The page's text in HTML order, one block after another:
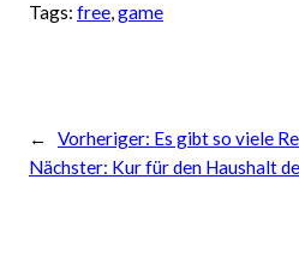
Tags: free, game
← Vorheriger: Es gibt so viele
Nächster: Kur für den Haushalt